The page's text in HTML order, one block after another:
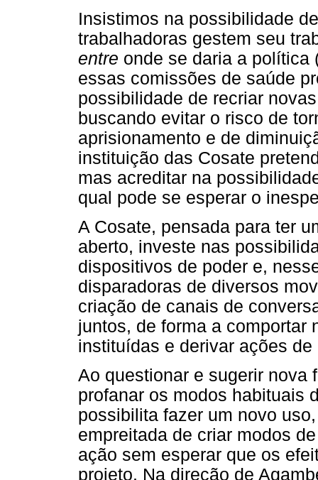
Insistimos na possibilidade
trabalhadoras gestem seu
entre onde se daria a política
essas comissões de saúde
possibilidade de recriar
buscando evitar o risco de
aprisionamento e de
instituição das Cosate
mas acreditar na
qual pode se esperar o
A Cosate, pensada para ter
aberto, investe nas
dispositivos de poder e,
disparadoras de diversos
criação de canais de
juntos, de forma a comportar
instituídas e derivar ações
Ao questionar e sugerir nova
profanar os modos habituais
possibilita fazer um novo
empreitada de criar modos
ação sem esperar que os
projeto. Na direção de